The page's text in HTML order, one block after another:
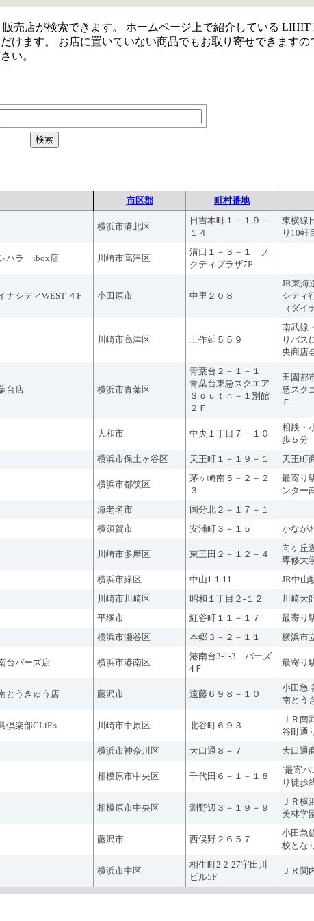
売店が検索できます。 ホームページ上で紹介している
けます。 お店に置いていない商品でもお取り寄せできます
い。
市区郡 町村番地
横浜市港北区
日吉本町１－１９－
１４
東横線
り10軒
ハラ ibox店 川崎市高津区
溝口１－３－１ ノ
クティプラザ7F
ナシティWEST ４F 小田原市 中里２０８
JR東海
シティ
（ダ
川崎市高津区 上作延５５９
南武線
りバス
央商店
台店 横浜市青葉区
青葉台２－１－１
青葉台東急スクエア
Ｓｏｕｔｈ－１別館
２Ｆ
田園都
急スク
Ｆ
大和市 中央１丁目７－１０
相鉄・
歩５分
横浜市保土ヶ谷区 天王町１－１９－１ 天王町
横浜市都筑区
茅ヶ崎南５－２－２
３
最寄り
ンター
海老名市
国分北２－１７－１
横須賀市 安浦町３－１５ かなが
川崎市多摩区 東三田２－１２－４
向ヶ丘
専修大
横浜市緑区 中山1-1-11
JR中山
川崎市川崎区 昭和１丁目２-１２
川崎大
平塚市 紅谷町１１－１７
最寄り
横浜市瀬谷区 本郷３－２－１１ 横浜市
台バーズ店 横浜市港南区
港南台3-1-3 バーズ
4Ｆ
最寄り
とうきゅう店 藤沢市 遠藤６９８－１０
小田急
南とう
倶楽部CLiP's 川崎市中原区 北谷町６９３
ＪＲ
谷町通
横浜市神奈川区 大口通８－７ 大口通
相模原市中央区 千代田６－１－１８
[最寄
り徒歩
相模原市中央区 淵野辺３－１９－９
ＪＲ横
美林学
藤沢市 西俣野２６５７
小田
校とな
横浜市中区
相生町2-2-27宇田川
ビル5F
ＪＲ関